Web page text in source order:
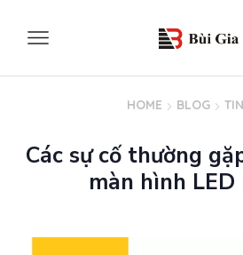
HOME BLOG
Các sự cố thường
màn hình LED